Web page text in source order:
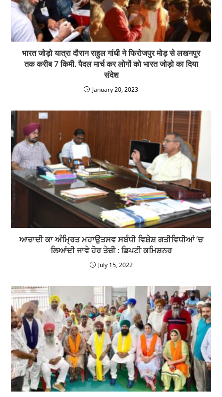
भारत जोड़ो यात्रा दौरान राहुल गांधी ने फिरोजपुर मोड़ से लखनपुर
तक करीब 7 किमी. पैदल मार्च कर लोगों को भारत जोड़ो का दिया
संदेश
January 20, 2023
ਆਜ਼ਾਦੀ ਕਾ ਅੰਮ੍ਰਿਤ ਮਹਾਉਤਸਵ ਸਬੰਧੀ ਵਿਸ਼ੇਸ਼ ਗਤੀਵਿਧੀਆਂ ’ਚ
ਲਿਆਂਦੀ ਜਾਵੇ ਹੋਰ ਤੇਜ਼ੀ : ਡਿਪਟੀ ਕਮਿਸ਼ਨਰ
July 15, 2022